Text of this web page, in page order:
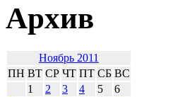
Архив
Ноябрь 2011
ПН ВТ СР ЧТ ПТ СБ ВС
1
2 3 4 5
6